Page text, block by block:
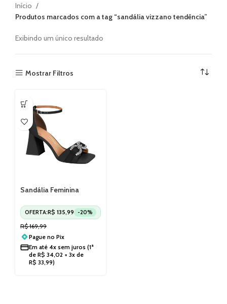
Início
Produtos marcados com a tag “sandália vizzano tendência”
Exibindo um único resultado
Mostrar Filtros
Sandália Feminina
Alto Elegante 6464139
OFERTA:R$ 135,99 -20%
R$169,99
Pague no Pix
Em até 4x sem juros (1ª
de R$ 34,02 + 3x de
R$ 33,99)